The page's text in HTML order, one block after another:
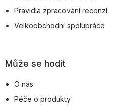
Pravidla zpracování recenzí
Velkoobchodní spolupráce
Může se hodit
O nás
Péče o produkty